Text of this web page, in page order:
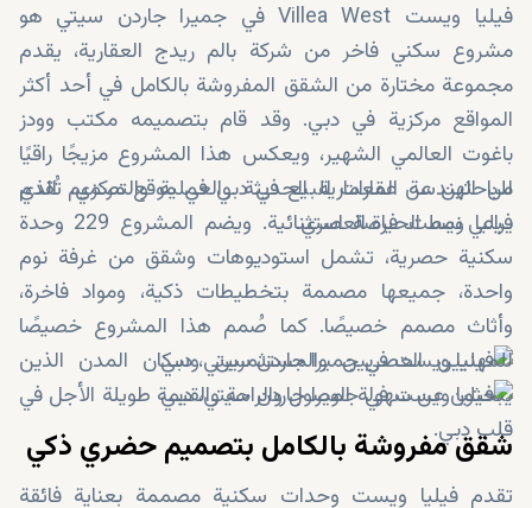
فيليا ويست Villea West في جميرا جاردن سيتي هو
مشروع سكني فاخر من شركة بالم ريدج العقارية، يقدم
مجموعة مختارة من الشقق المفروشة بالكامل في أحد أكثر
المواقع مركزية في دبي. وقد قام بتصميمه مكتب وودز
باغوت العالمي الشهير، ويعكس هذا المشروع مزيجًا راقيًا
من الهندسة المعمارية الحديثة والعملية والتصميم الذي
يراعي نمط الحياة العصري.
للباحثين عن عقارات للبيع في دبي في موقع مركزي، تُقدم
فيليا ويست فرصة استثنائية. ويضم المشروع 229 وحدة
سكنية حصرية، تشمل استوديوهات وشقق من غرفة نوم
واحدة، جميعها مصممة بتخطيطات ذكية، ومواد فاخرة،
وأثاث مصمم خصيصًا. كما صُمم هذا المشروع خصيصًا
للمهنيين العصريين والمستثمرين وسكان المدن الذين
يبحثون عن سهولة الوصول والراحة والقيمة طويلة الأجل في
قلب دبي.
شقق مفروشة بالكامل بتصميم حضري ذكي
تقدم فيليا ويست وحدات سكنية مصممة بعناية فائقة